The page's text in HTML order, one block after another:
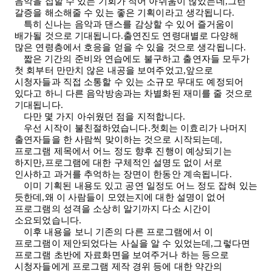
갈증을 해소해줄 수 있는 좋은 기획이라고 생각됩니다.
특히 신나는 음악과 댄스를 감상할 수 있어 즐거움이
배가될 것으로 기대됩니다.출연진도 연령대별로 다양해
많은 연령층에서 호응을 얻을 수 있을 것으로 생각됩니다.
짧은 기간의 준비와 연습에도 불구하고 출연자들 모두가
첫 회부터 만만치 않은 내공을 보여주었고,앞으로
시청자들과 직접 소통할 수 있는 소규모 무대도 예정되어
있다고 하니 다른 음악방송과는 차별화된 재미를 줄 것으로
기대됩니다.
다만 몇 가지 아쉬웠던 점을 지적합니다.
우선 시작이 불친절하였습니다.첫회는 이효리가 나머지
출연자들을 한 사람씩 맞이하는 것으로 시작되는데,
프로그램 제목에서 어느 정도 향후 진행이 예상되기는
하지만,프로그램에 대한 구체적인 설명도 없이 서로
인사하고 과거를 추억하는 장면이 한동안 계속됩니다.
이미 기획된 내용도 있고 공연 일정도 어느 정도 잡혀 있는
듯한데,왜 이 사람들이 모였는지에 대한 설명이 없어
프로그램의 성격을 소상히 알기까지 다소 시간이
소요되었습니다.
이후 내용을 보니 기존의 다른 프로그램에서 이
프로그램이 제안되었다는 사실을 알 수 있었는데,그렇다면
프로그램 초반에 자료화면을 보여주거나 하는 등으로
시청자들에게 프로그램 제작 경위 등에 대한 약간의